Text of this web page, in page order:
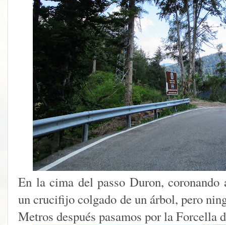
En la cima del passo Duron, coronando
un crucifijo colgado de un árbol, pero
Metros después pasamos por la Forcella